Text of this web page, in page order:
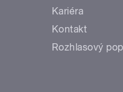
Kariéra
Kontakt
Rozhlasový